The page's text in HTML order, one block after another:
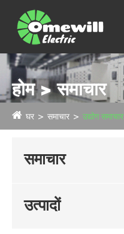
होम > समाचार
घर समाचार उद्योग समाचार
समाचार
उत्पादों